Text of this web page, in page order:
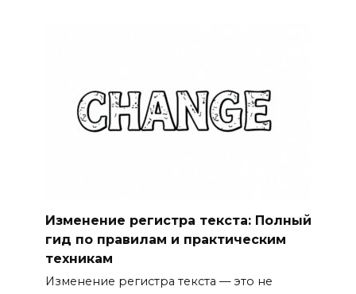
Изменение регистра текста: Полный
гид по правилам и практическим
техникам
Изменение регистра текста — это не